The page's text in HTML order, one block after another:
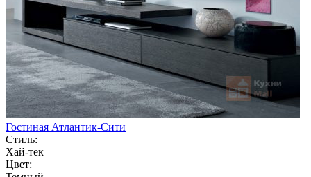
Гостиная Атлантик-Сити
Стиль:
Хай-тек
Цвет: